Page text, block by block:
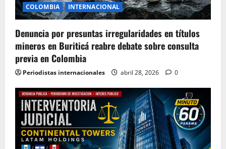
COLOMBIA INTERNACIONAL
Denuncia por presuntas irregularidades en títulos
mineros en Buriticá reabre debate sobre consulta
previa en Colombia
Periodistas internacionales abril 28, 2026 0